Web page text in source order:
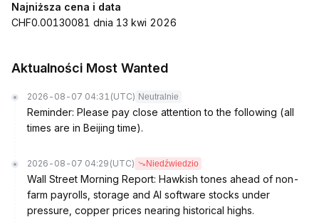
Najniższa cena i data
CHF0.00130081 dnia 13 kwi 2026
Aktualności Most Wanted
2026-08-07 04:31 (UTC) Neutralnie
Reminder: Please pay close attention to the following (all
times are in Beijing time).
2026-08-07 04:29 (UTC) Niedźwiedzio
Wall Street Morning Report: Hawkish tones ahead of non-
farm payrolls, storage and AI software stocks under
pressure, copper prices nearing historical highs.